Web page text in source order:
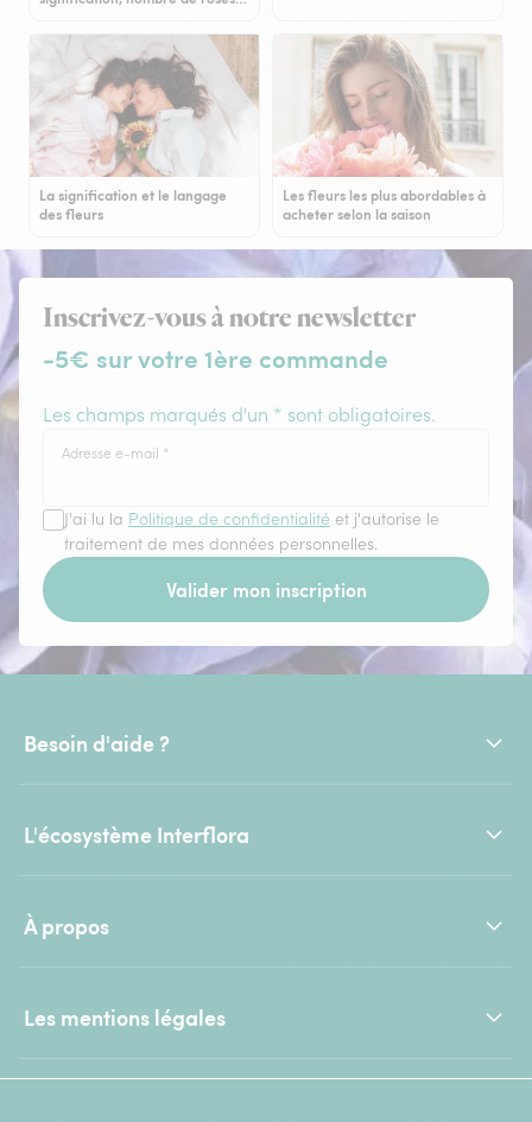
La signification et le langage
des fleurs
Les fleurs les plus abordables à
acheter selon la saison
Inscrivez-vous à notre newsletter
-5€ sur votre 1ère commande
Les champs marqués d'un * sont obligatoires.
Adresse e-mail *
J'ai lu la Politique de confidentialité et j'autorise le
traitement de mes données personnelles.
Valider mon inscription
Besoin d'aide ?
L'écosystème Interflora
À propos
Les mentions légales